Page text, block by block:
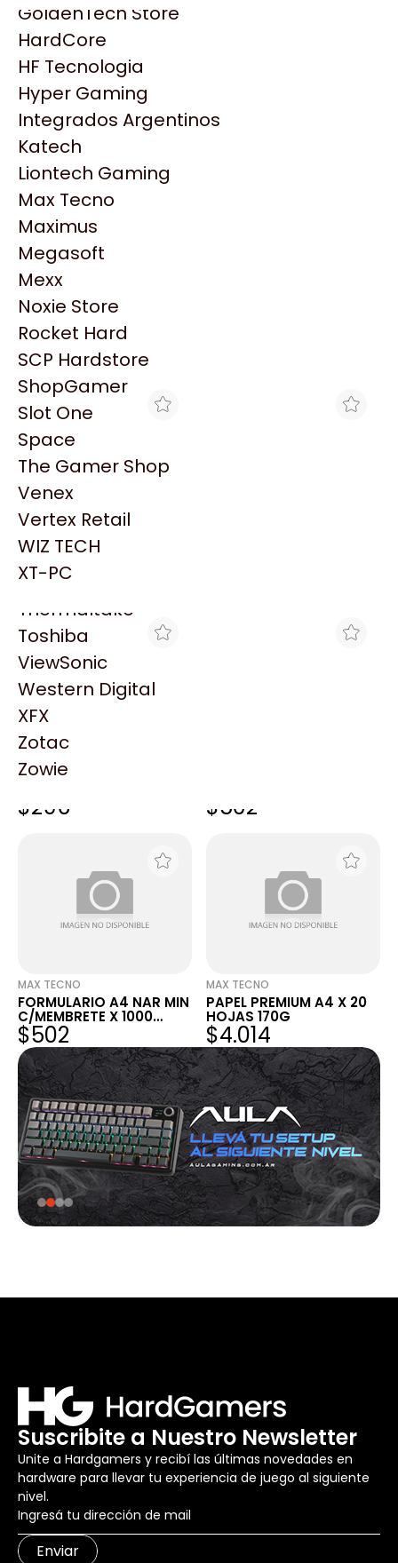
HP
HyperX
INNO3D
Intel
Kingston
Lenovo
Logitech
MSI
NVIDIA GeForce
NZXT
PNY
Palit
Philips
PowerColor
Razer
Redragon
Samsung
Sandisk
Sapphire
Seagate
Sentey
Solarmax
Thermaltake
Toshiba
ViewSonic
Western Digital
XFX
Zotac
Zowie
GoldenTech Store
HardCore
HF Tecnologia
Hyper Gaming
Integrados Argentinos
Katech
Liontech Gaming
Max Tecno
Maximus
Megasoft
Mexx
Noxie Store
Rocket Hard
SCP Hardstore
ShopGamer
Slot One
Space
The Gamer Shop
Venex
Vertex Retail
WIZ TECH
XT-PC
Productos
Similares
Explorá más productos similares
MAX TECNO
FORMULARIO REMITO
$433
FORMULARIO REMITO
$296 $502
MAX TECNO
FORMULARIO A4 NAR MIN
C/MEMBRETE X 1000
HOJAS
$502
MAX TECNO
PAPEL PREMIUM A4 X 20
HOJAS 170G
$4.014
Suscribite a Nuestro Newsletter
Unite a Hardgamers y recibí las últimas novedades en
hardware para llevar tu experiencia de juego al siguiente
nivel.
Enviar